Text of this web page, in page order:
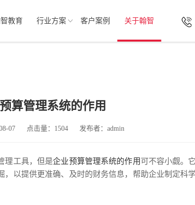
教育 行业方案 客户案例 关于翰智
算管理系统的作用
07 点击量：1504 发布者：admin
理工具，但是企业预算管理系统的作用 可不容小觑。
以提供更准确、及时的财务信息，帮助企业制定科